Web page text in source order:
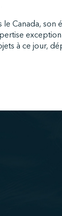
le Canada,
à ce jour,